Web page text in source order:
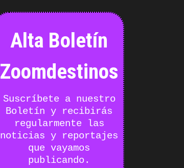
Alta Boletín
Zoomdestinos
Suscríbete a nuestro
Boletín y recibirás
regularmente las
noticias y reportajes
que vayamos
publicando.